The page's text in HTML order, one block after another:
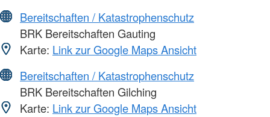
Bereitschaften / Katastrophenschutz
BRK Bereitschaften Gauting
Karte: Link zur Google Maps Ansicht
Bereitschaften / Katastrophenschutz
BRK Bereitschaften Gilching
Karte: Link zur Google Maps Ansicht